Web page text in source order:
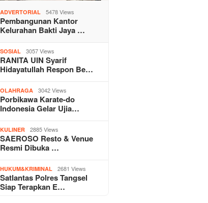
ADVERTORIAL 5478 Views
Pembangunan Kantor
Kelurahan Bakti Jaya …
SOSIAL 3057 Views
RANITA UIN Syarif
Hidayatullah Respon Be…
OLAHRAGA 3042 Views
Porbikawa Karate-do
Indonesia Gelar Ujia…
KULINER 2885 Views
SAEROSO Resto & Venue
Resmi Dibuka …
HUKUM&KRIMINAL 2681 Views
Satlantas Polres Tangsel
Siap Terapkan E…